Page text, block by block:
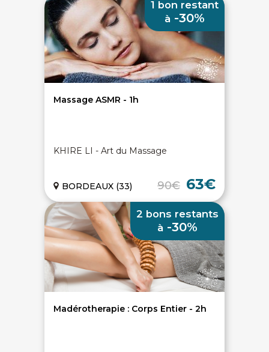
Massage ASMR - 1h
KHIRE LI - Art du Massage
90€ 63€
BORDEAUX (33)
1 bon restant
à -30%
Madérotherapie : Corps Entier - 2h
2 bons restants
à -30%